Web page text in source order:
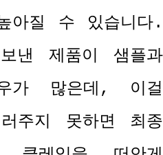
아질 수 있습니다.
낸 제품이 샘플과
가 많은데 , 이걸
주지 못하면 최종